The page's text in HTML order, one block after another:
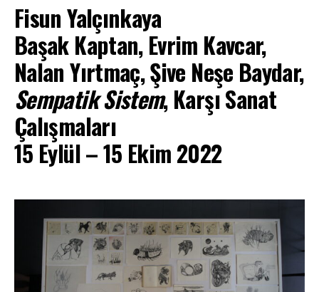
Fisun Yalçınkaya
Başak Kaptan, Evrim Kavcar,
Nalan Yırtmaç, Şive Neşe Baydar,
Sempatik Sistem, Karşı Sanat
Çalışmaları
15 Eylül – 15 Ekim 2022